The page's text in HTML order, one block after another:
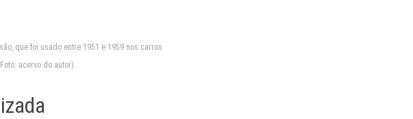
que foi usado entre 1951 e 1959 nos carros
acervo do autor)